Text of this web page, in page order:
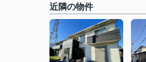
近隣の物件